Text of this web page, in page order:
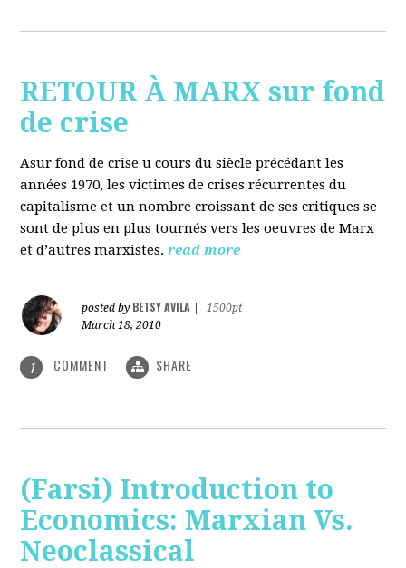
RETOUR À MARX sur fond
de crise
Asur fond de crise u cours du siècle précédant les
années 1970, les victimes de crises récurrentes du
capitalisme et un nombre croissant de ses critiques se
sont de plus en plus tournés vers les oeuvres de Marx
et d’autres marxistes. read more
posted by BETSY AVILA
1500pt
March 18, 2010
1 COMMENT SHARE
(Farsi) Introduction to
Economics: Marxian Vs.
Neoclassical